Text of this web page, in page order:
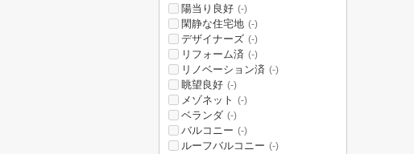
陽当り良好 (-)
閑静な住宅地 (-)
デザイナーズ (-)
リフォーム済 (-)
リノベーション済 (-)
眺望良好 (-)
メゾネット (-)
ベランダ (-)
バルコニー (-)
ルーフバルコニー (-)